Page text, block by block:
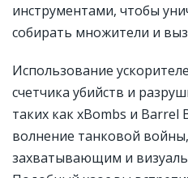
инструментами, чтобы
собирать множители и
Использование
счетчика убийств и
таких как xBombs и Barrel
волнение танковой
захватывающим и